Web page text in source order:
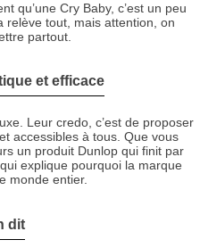
qu’une Cry Baby, c’est un peu
relève tout, mais attention, on
partout.
et efficace
Leur credo, c’est de proposer
accessibles à tous. Que vous
un produit Dunlop qui finit par
explique pourquoi la marque
monde entier.
dit